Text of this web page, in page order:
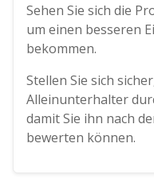
Sehen Sie sich die
um einen besseren
bekommen.
Stellen Sie sich
Alleinunterhalter
damit Sie ihn nach
bewerten können.